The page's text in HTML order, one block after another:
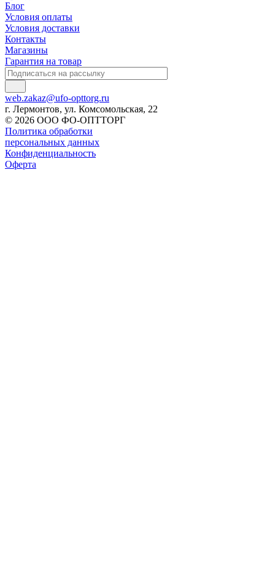
Блог
Условия оплаты
Условия доставки
Контакты
Магазины
Гарантия на товар
web.zakaz@ufo-opttorg.ru
г. Лермонтов, ул. Комсомольская, 22
© 2026 ООО ФО-ОПТТОРГ
Политика обработки
персональных данных
Конфиденциальность
Оферта